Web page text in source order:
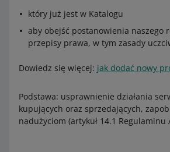
który już jest w Katalogu
aby obejść postanowienia naszego
przepisy prawa, w tym zasady
Dowiedz się więcej: jak dodać nowy
Podstawa: usprawnienie działania
kupujących oraz sprzedających,
nadużyciom (artykuł 14.1